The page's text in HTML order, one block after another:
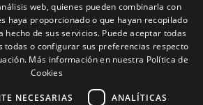
Contacto
los Huertos, S/N. Apdo 100
Casetas (Zaragoza) SPAIN
+(34) 976 462 121
FRENCH
ITALIAN
web, quienes pueden combinarla con
haya proporcionado o que hayan recopilado
hecho de sus servicios. Puede aceptar todas
todas o configurar sus preferencias respecto
Más información en nuestra Política de
Cookies
NECESARIAS ANALÍTICAS